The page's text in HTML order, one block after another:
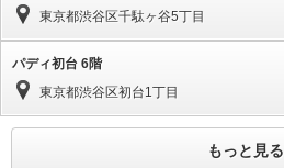
東京都渋谷区千駄ヶ谷5丁目
パディ初台 6階
東京都渋谷区初台1丁目
もっと見る